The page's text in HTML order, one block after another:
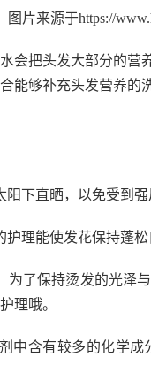
图片来源于https://
会把头发大部分的
能够补充头发营养
阳下直晒，以免受到
护理能使发花保持蓬
为了保持烫发的光泽
理哦。
中含有较多的化学